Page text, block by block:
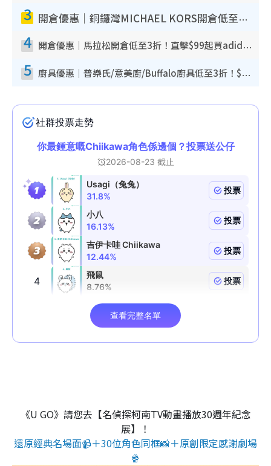
3 開倉優惠｜銅鑼灣MICHAEL KORS開倉低至17折！直擊$500起買手袋/銀包/鞋款 必買經典Jet Set系列
4 開倉優惠｜馬拉松開倉低至3折！直擊$99起買adidas／New Balance／Puma鞋款 STANLEY保溫杯劈價至$119起
5 廚具優惠｜普樂氏/意美廚/Buffalo廚具低至3折！$89起買煎鍋／炒鑊／個人鍋 同場小家電激減至$99起
《U GO》請您去【名偵探柯南TV動畫播放30週年紀念
展】！
還原經典名場面📹＋30位角色同框📸＋原創限定感謝劇場
🍿